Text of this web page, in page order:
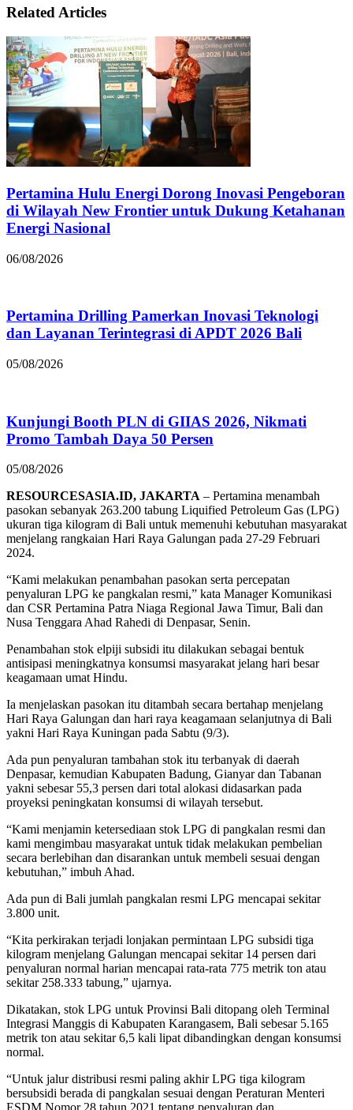
Related Articles
Pertamina Hulu Energi Dorong Inovasi Pengeboran
di Wilayah New Frontier untuk Dukung Ketahanan
Energi Nasional
06/08/2026
Pertamina Drilling Pamerkan Inovasi Teknologi
dan Layanan Terintegrasi di APDT 2026 Bali
05/08/2026
Kunjungi Booth PLN di GIIAS 2026, Nikmati
Promo Tambah Daya 50 Persen
05/08/2026
RESOURCESASIA.ID, JAKARTA – Pertamina menambah
pasokan sebanyak 263.200 tabung Liquified Petroleum Gas (LPG)
ukuran tiga kilogram di Bali untuk memenuhi kebutuhan masyarakat
menjelang rangkaian Hari Raya Galungan pada 27-29 Februari
2024.
“Kami melakukan penambahan pasokan serta percepatan
penyaluran LPG ke pangkalan resmi,” kata Manager Komunikasi
dan CSR Pertamina Patra Niaga Regional Jawa Timur, Bali dan
Nusa Tenggara Ahad Rahedi di Denpasar, Senin.
Penambahan stok elpiji subsidi itu dilakukan sebagai bentuk
antisipasi meningkatnya konsumsi masyarakat jelang hari besar
keagamaan umat Hindu.
Ia menjelaskan pasokan itu ditambah secara bertahap menjelang
Hari Raya Galungan dan hari raya keagamaan selanjutnya di Bali
yakni Hari Raya Kuningan pada Sabtu (9/3).
Ada pun penyaluran tambahan stok itu terbanyak di daerah
Denpasar, kemudian Kabupaten Badung, Gianyar dan Tabanan
yakni sebesar 55,3 persen dari total alokasi didasarkan pada
proyeksi peningkatan konsumsi di wilayah tersebut.
“Kami menjamin ketersediaan stok LPG di pangkalan resmi dan
kami mengimbau masyarakat untuk tidak melakukan pembelian
secara berlebihan dan disarankan untuk membeli sesuai dengan
kebutuhan,” imbuh Ahad.
Ada pun di Bali jumlah pangkalan resmi LPG mencapai sekitar
3.800 unit.
“Kita perkirakan terjadi lonjakan permintaan LPG subsidi tiga
kilogram menjelang Galungan mencapai sekitar 14 persen dari
penyaluran normal harian mencapai rata-rata 775 metrik ton atau
sekitar 258.333 tabung,” ujarnya.
Dikatakan, stok LPG untuk Provinsi Bali ditopang oleh Terminal
Integrasi Manggis di Kabupaten Karangasem, Bali sebesar 5.165
metrik ton atau sekitar 6,5 kali lipat dibandingkan dengan konsumsi
normal.
“Untuk jalur distribusi resmi paling akhir LPG tiga kilogram
bersubsidi berada di pangkalan sesuai dengan Peraturan Menteri